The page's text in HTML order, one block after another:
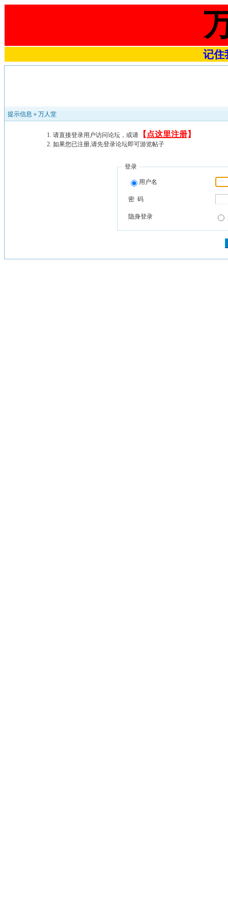
记住
提示信息 » 万人堂
请直接登录用户访问论坛，或请 【 点这里注册】
如果您已注册,请先登录论坛即可游览帖子
登录
用户名
密 码
隐身登录